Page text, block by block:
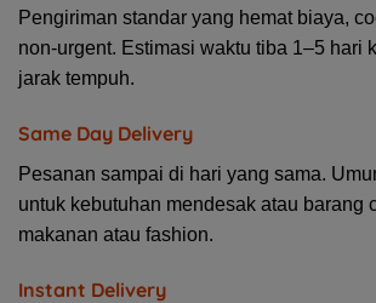
Pengiriman standar yang hemat biaya,
non-urgent. Estimasi waktu tiba 1–5 hari
jarak tempuh.
Same Day Delivery
Pesanan sampai di hari yang sama.
untuk kebutuhan mendesak atau barang
makanan atau fashion.
Instant Delivery